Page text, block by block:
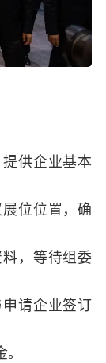
供企业基本
位位置，确
，等待组委
请企业签订